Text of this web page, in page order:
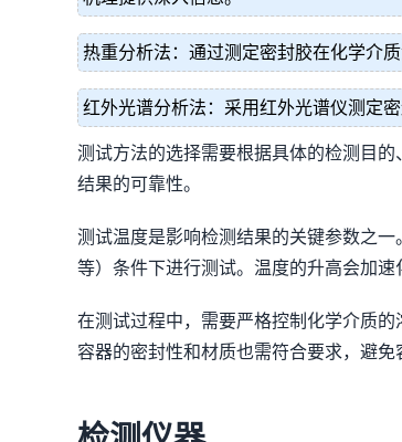
热重分析法：通过测定密封胶在化学介
红外光谱分析法：采用红外光谱仪测定
测试方法的选择需要根据具体的检测目
结果的可靠性。
测试温度是影响检测结果的关键参数之
等）条件下进行测试。温度的升高会加
在测试过程中，需要严格控制化学介质
容器的密封性和材质也需符合要求，避免